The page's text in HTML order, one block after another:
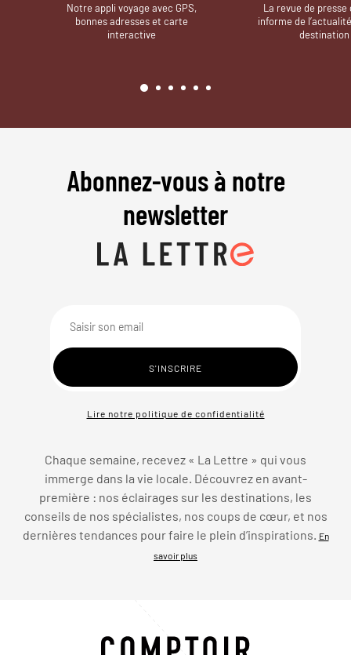
Notre appli voyage avec GPS,
bonnes adresses et carte
interactive
La revue de presse
informe de
destination
Abonnez-vous à notre
newsletter
Lire notre politique de confidentialité
Chaque semaine, recevez « La Lettre » qui vous
immerge dans la vie locale. Découvrez en avant-
première : nos éclairages sur les destinations, les
conseils de nos spécialistes, nos coups de cœur, et nos
dernières tendances pour faire le plein d’inspirations. En
savoir plus